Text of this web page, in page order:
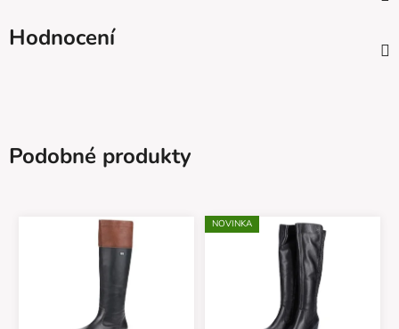
Hodnocení
Podobné produkty
NOVINKA